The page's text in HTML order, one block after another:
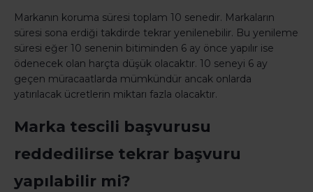
Markanın koruma süresi toplam 10 senedir. Markaların
süresi sona erdiği takdirde tekrar yenilenebilir. Bu yenileme
süresi eğer 10 senenin bitiminden 6 ay önce yapılır ise
ödenecek olan harçta düşük olacaktır. 10 seneyi 6 ay
geçen müracaatlarda mümkündür ancak onlarda
yatırılacak ücretlerin miktarı fazla olacaktır.
Marka tescili başvurusu
reddedilirse tekrar başvuru
yapılabilir mi?